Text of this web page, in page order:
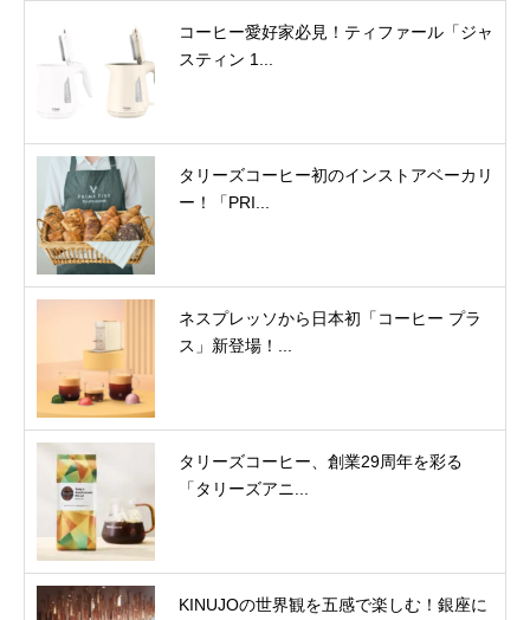
コーヒー愛好家必見！ティファール「ジャ
スティン 1...
タリーズコーヒー初のインストアベーカリ
ー！「PRI...
ネスプレッソから日本初「コーヒー プラ
ス」新登場！...
タリーズコーヒー、創業29周年を彩る
「タリーズアニ...
KINUJOの世界観を五感で楽しむ！銀座に